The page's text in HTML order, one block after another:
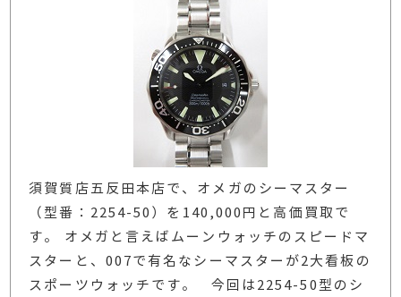
須賀質店五反田本店で、オメガのシーマスター
（型番：2254-50）を140,000円と高価買取で
す。 オメガと言えばムーンウォッチのスピードマ
スターと、007で有名なシーマスターが2大看板の
スポーツウォッチです。 今回は2254-50型のシ